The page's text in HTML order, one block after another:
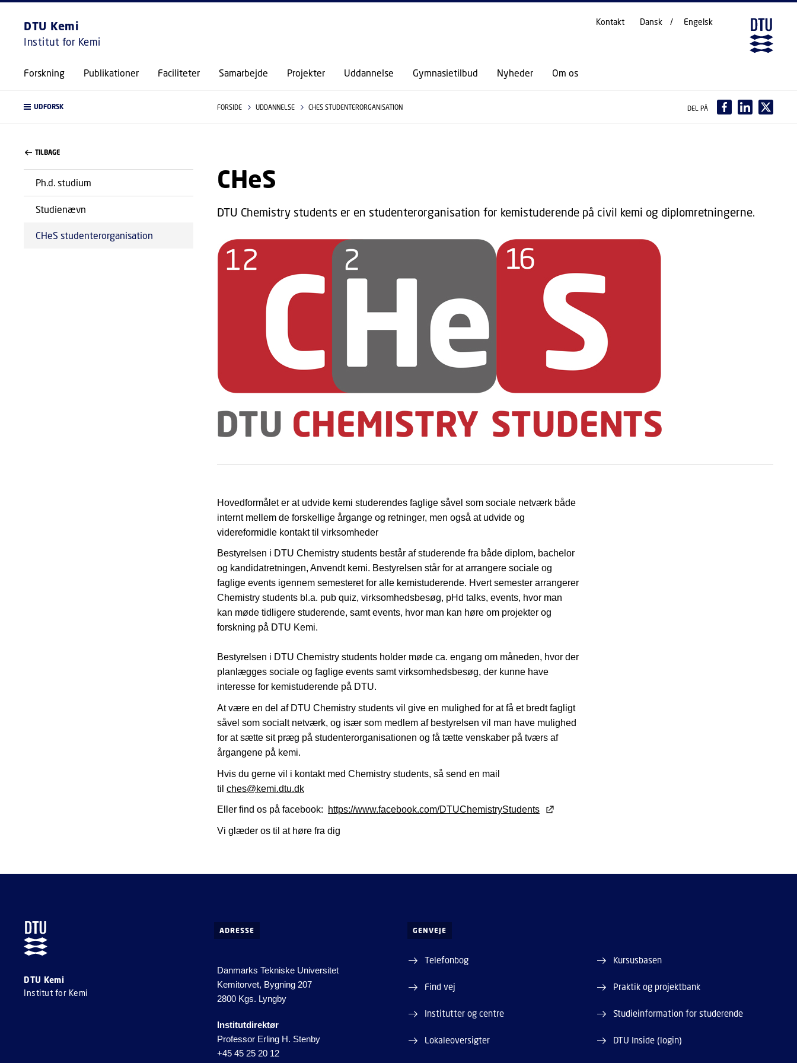
GÅ TIL PRIMÆRT INDHOLD (TRYK ENTER).
DTU Kemi
Institut for Kemi
Forskning Publikationer Faciliteter Samarbejde Projekter Uddannelse Gymnasietilbud Nyheder Om os
Kontakt Dansk Engelsk
UDFORSK FORSIDE UDDANNELSE CHES STUDENTERORGANISATION DEL PÅ
TILBAGE
Ph.d. studium
Studienævn
CHeS studenterorganisation
CHeS
DTU Chemistry students er en studenterorganisation for kemistuderende på civil kemi og diplomretningerne.
Hovedformålet er at udvide kemi studerendes faglige såvel som sociale netværk både
internt mellem de forskellige årgange og retninger, men også at udvide og
videreformidle kontakt til virksomheder
Bestyrelsen i DTU Chemistry students består af studerende fra både diplom, bachelor
og kandidatretningen, Anvendt kemi. Bestyrelsen står for at arrangere sociale og
faglige events igennem semesteret for alle kemistuderende. Hvert semester arrangerer
Chemistry students bl.a. pub quiz, virksomhedsbesøg, pHd talks, events, hvor man
kan møde tidligere studerende, samt events, hvor man kan høre om projekter og
forskning på DTU Kemi.
Bestyrelsen i DTU Chemistry students holder møde ca. engang om måneden, hvor der
planlægges sociale og faglige events samt virksomhedsbesøg, der kunne have
interesse for kemistuderende på DTU.
At være en del af DTU Chemistry students vil give en mulighed for at få et bredt fagligt
såvel som socialt netværk, og især som medlem af bestyrelsen vil man have mulighed
for at sætte sit præg på studenterorganisationen og få tætte venskaber på tværs af
årgangene på kemi.
Hvis du gerne vil i kontakt med Chemistry students, så send en mail
til ches@kemi.dtu.dk
Eller find os på facebook: https://www.facebook.com/DTUChemistryStudents
Vi glæder os til at høre fra dig
DTU Kemi
Institut for Kemi
ADRESSE
Danmarks Tekniske Universitet
Kemitorvet, Bygning 207
2800 Kgs. Lyngby
Institutdirektør
Professor Erling H. Stenby
+45 45 25 20 12
GENVEJE
Telefonbog
Find vej
Institutter og centre
Lokaleoversigter
Kursusbasen
Praktik og projektbank
Studieinformation for studerende
DTU Inside (login)